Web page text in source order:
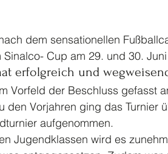
dem sensationellen
Cup am 29. und 30.
erfolgreich und
Vorfeld der Beschluss gefasst
den Vorjahren ging das Turnier
aufgenommen.
Jugendklassen wird es